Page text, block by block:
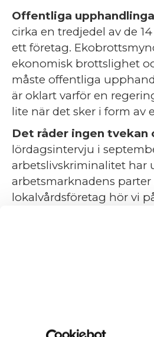
Offentliga
cirka en tredjedel av de
ett företag.
ekonomisk brottslighet
måste offentliga
är oklart varför en
lite när det sker i form av
Det råder ingen tvekan
lördagsintervju i
arbetslivskriminalitet har
arbetsmarknadens
lokalvårdsföretag hör vi
att offentliga
I upphandlingar där
kryphål alltid få fördelar.
med städföretaget
Just Kleni är ett företag
vann Kleni tolv